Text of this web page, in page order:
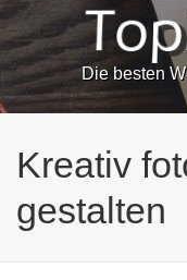
Die besten
Kreativ
gestalten